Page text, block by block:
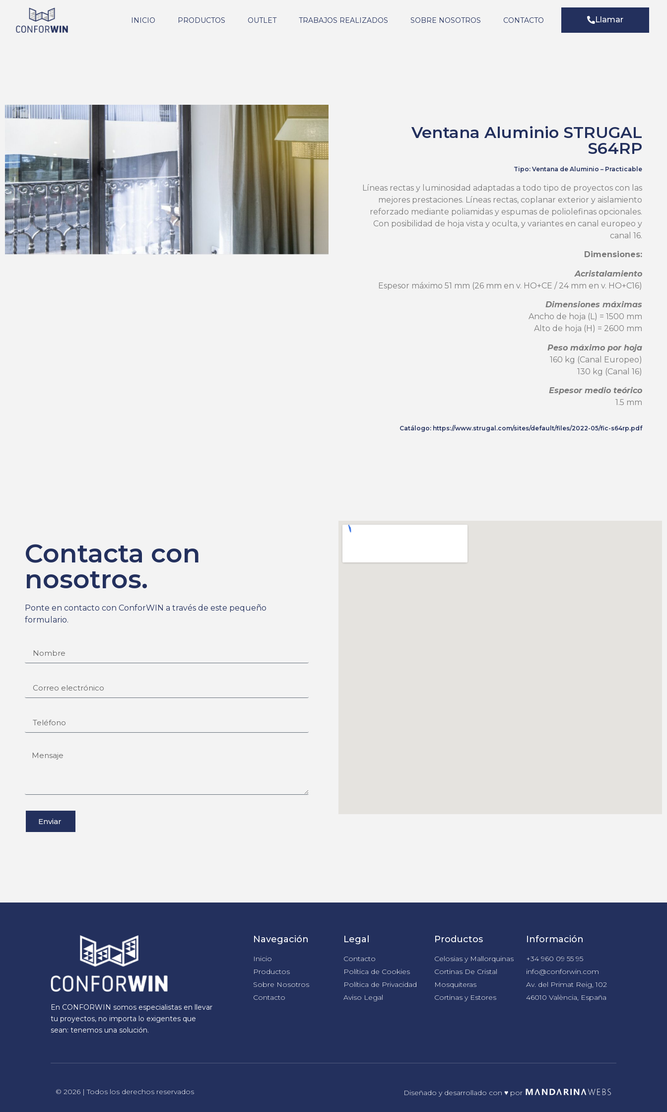
INICIO PRODUCTOS OUTLET TRABAJOS REALIZADOS SOBRE NOSOTROS CONTACTO Llamar
Ventana Aluminio STRUGAL
S64RP
Tipo: Ventana de Aluminio – Practicable
Líneas rectas y luminosidad adaptadas a todo tipo de proyectos con las
mejores prestaciones. Líneas rectas, coplanar exterior y aislamiento
reforzado mediante poliamidas y espumas de poliolefinas opcionales.
Con posibilidad de hoja vista y oculta, y variantes en canal europeo y
canal 16.
Dimensiones:
Acristalamiento
Espesor máximo 51 mm (26 mm en v. HO+CE / 24 mm en v. HO+C16)
Dimensiones máximas
Ancho de hoja (L) = 1500 mm
Alto de hoja (H) = 2600 mm
Peso máximo por hoja
160 kg (Canal Europeo)
130 kg (Canal 16)
Espesor medio teórico
1.5 mm
Catálogo: https://www.strugal.com/sites/default/files/2022-05/fic-s64rp.pdf
Contacta con
nosotros.
Ponte en contacto con ConforWIN a través de este pequeño
formulario.
Enviar
En CONFORWIN somos especialistas en llevar
tu proyectos, no importa lo exigentes que
sean: tenemos una solución.
Navegación
Inicio
Productos
Sobre Nosotros
Contacto
Legal
Contacto
Política de Cookies
Política de Privacidad
Aviso Legal
Productos
Celosias y Mallorquinas
Cortinas De Cristal
Mosquiteras
Cortinas y Estores
Información
+34 960 09 55 95
info@conforwin.com
Av. del Primat Reig, 102
46010 València, España
© 2026 | Todos los derechos reservados Diseñado y desarrollado con ♥ por